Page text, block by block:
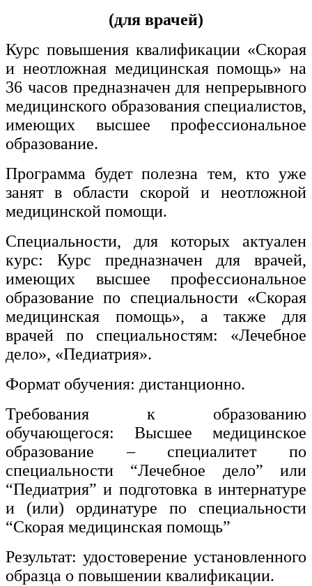
Техника и технологии строительства
Ядерная энергетика и технологии
Культура и спорт
Физкультура и спорт
Сервис и туризм
Изобразительное и прикладные виды
искусств
Средства массовой информации и
Управление в технических системах
Ветеринария и зоотехника
Подготовка к периодической
аккредитации
Основные Услуги
Дополнительные Услуги
(для врачей)
Курс повышения квалификации «Скорая
и неотложная медицинская помощь» на
36 часов предназначен для непрерывного
медицинского образования специалистов,
имеющих высшее профессиональное
образование.
Программа будет полезна тем, кто уже
занят в области скорой и неотложной
медицинской помощи.
Специальности, для которых актуален
курс: Курс предназначен для врачей,
имеющих высшее профессиональное
образование по специальности «Скорая
медицинская помощь», а также для
врачей по специальностям: «Лечебное
дело», «Педиатрия».
Формат обучения: дистанционно.
Требования к образованию
обучающегося: Высшее медицинское
образование – специалитет по
специальности “Лечебное дело” или
“Педиатрия” и подготовка в интернатуре
и (или) ординатуре по специальности
“Скорая медицинская помощь”
Результат: удостоверение установленного
образца о повышении квалификации.